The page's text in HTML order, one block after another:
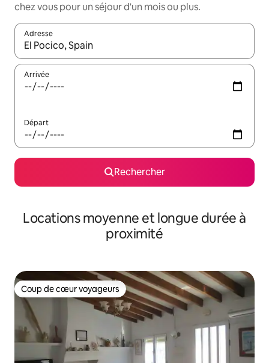
chez vous pour un séjour d'un mois ou plus.
Adresse
Lorsque les résultats s'affichent, utilisez les flèches vers le
Arrivée
Départ
Rechercher
Locations moyenne et longue durée à
proximité
Coup de cœur voyageurs
Coup de cœur voyageurs